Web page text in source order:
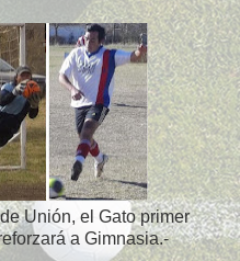
Unión, el Gato primer
a Gimnasia.-